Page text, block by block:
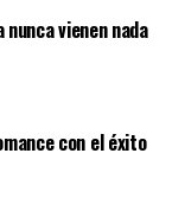
nunca vienen nada
con el éxito